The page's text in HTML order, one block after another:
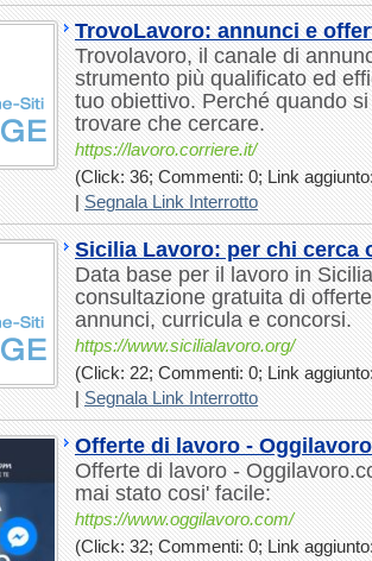
TrovoLavoro: annunci e
Trovolavoro, il canale di
strumento più qualificato ed
tuo obiettivo. Perché quando
trovare che cercare.
https://lavoro.corriere.it/
(Click: 36; Commenti: 0; Link
|Segnala Link Interrotto
Sicilia Lavoro: per chi cerca
Data base per il lavoro in
consultazione gratuita di
annunci, curricula e concorsi.
https://www.sicilialavoro.org/
(Click: 22; Commenti: 0; Link
|Segnala Link Interrotto
Offerte di lavoro -
Offerte di lavoro -
mai stato cosi' facile:
https://www.oggilavoro.com/
(Click: 32; Commenti: 0; Link